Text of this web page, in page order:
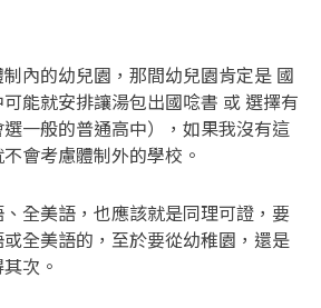
內的幼兒園，那間幼兒園肯定是 國
能就安排讓湯包出國唸書 或 選擇有
一般的普通高中），如果我沒有這
會考慮體制外的學校。
全美語，也應該就是同理可證，要
全美語的，至於要從幼稚園，還是
次。